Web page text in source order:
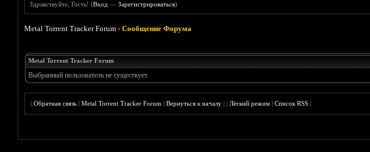
Здравствуйте, Гость! (Вход —Зарегистрироваться)
Metal Torrent Tracker Forum ›Сообщение Форума
Metal Torrent Tracker Forum
Выбранный пользователь не существует.
|Обратная связь |Metal Torrent Tracker Forum |Вернуться к началу ||Лёгкий режим |Список RSS |